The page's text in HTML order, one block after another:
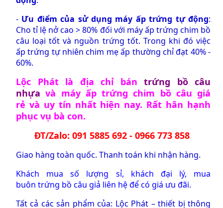
- Ưu điểm của sử dụng máy ấp trứng tự động:
Cho tỉ lệ nở cao > 80% đối với máy ấp trứng chim bồ
câu loại tốt và nguồn trứng tốt. Trong khi đó việc
ấp trứng tự nhiên chim mẹ ấp thường chỉ đạt 40% -
60%.
Lộc Phát là địa chỉ bán trứng bồ câu
nhựa và máy ấp trứng chim bồ câu giá
rẻ và uy tín nhất hiện nay. Rất hân hạnh
phục vụ bà con.
ĐT/Zalo: 091 5885 692 - 0966 773 858
Giao hàng toàn quốc. Thanh toán khi nhận hàng.
Khách mua số lượng sỉ, khách đại lý, mua
buôn trứng bồ câu giả liên hệ để có giá ưu đãi.
Tất cả các sản phẩm của: Lộc Phát – thiết bị thông